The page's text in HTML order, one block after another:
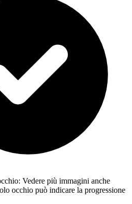
Vedere più immagini anche
occhio può indicare la progressione